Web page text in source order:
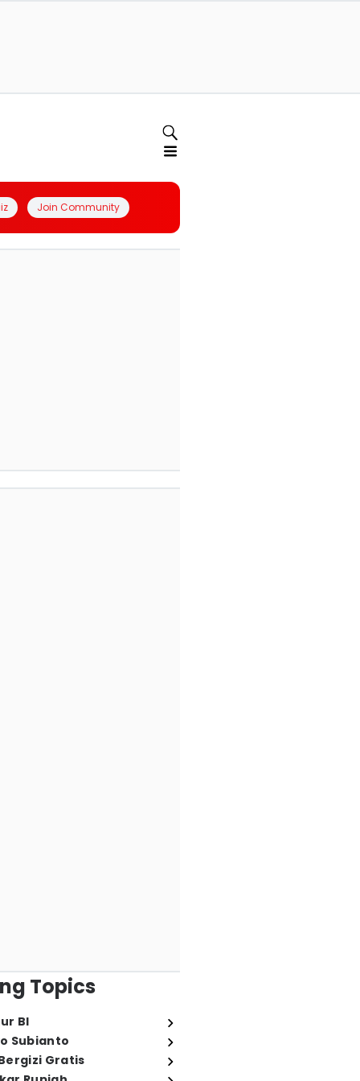
Join Community
Topics
BI
Subianto
Gratis